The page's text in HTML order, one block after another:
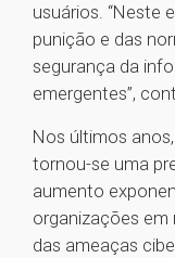
usuários. “Neste
punição e das
segurança da
emergentes”,
Nos últimos
tornou-se uma
aumento
organizações
das ameaças